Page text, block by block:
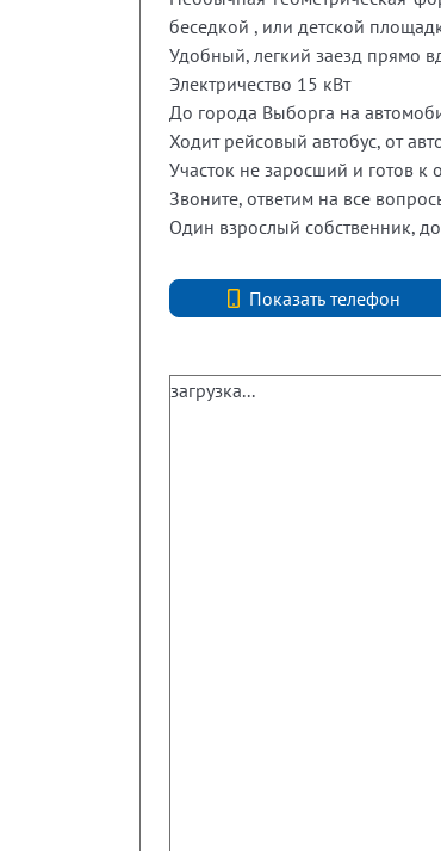
беседкой , или детской
Удобный, легкий заезд прямо
Электричество 15 кВт
До города Выборга на
Ходит рейсовый автобус, от
Участок не заросший и готов к
Звоните, ответим на все
Один взрослый собственник,
Показать телефон
+7 (812) 740-70-40
загрузка...